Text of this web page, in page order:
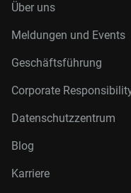
Über uns
Meldungen und Events
Geschäftsführung
Corporate
Datenschutzzentrum
Blog
Karriere